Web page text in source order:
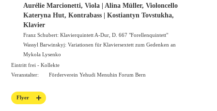
Aurélie Marcionetti, Viola | Alina Müller, Violoncello
Kateryna Hut, Kontrabass | Kostiantyn Tovstukha,
Klavier
Franz Schubert: Klavierquintett A-Dur, D. 667 "Forellenquintett"
Wassyl Barwinskyj: Variationen für Klaviersextett zum Gedenken an
Mykola Lysenko
Eintritt frei - Kollekte
Veranstalter:
Förderverein Yehudi Menuhin Forum Bern
Flyer